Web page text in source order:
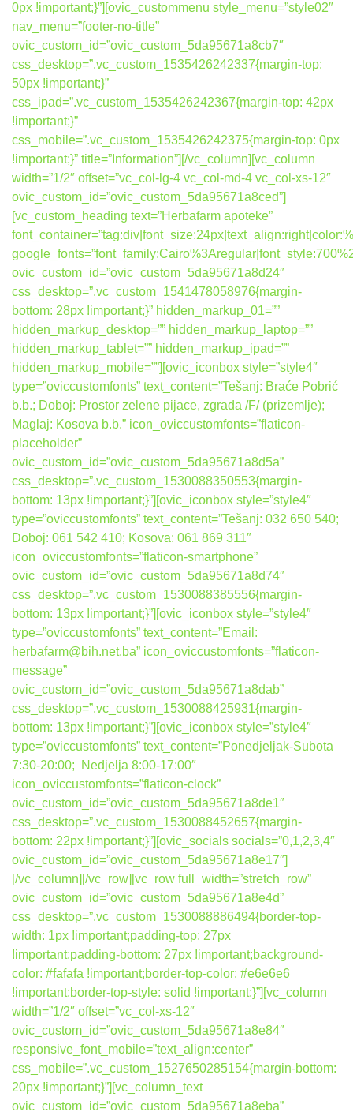
0px !important;}”][ovic_custommenu style_menu=”style02″
nav_menu=”footer-no-title”
ovic_custom_id=”ovic_custom_5da95671a8cb7″
css_desktop=”.vc_custom_1535426242337{margin-top:
50px !important;}”
css_ipad=”.vc_custom_1535426242367{margin-top: 42px
!important;}”
css_mobile=”.vc_custom_1535426242375{margin-top: 0px
!important;}” title=”Information”][/vc_column][vc_column
width=”1/2″ offset=”vc_col-lg-4 vc_col-md-4 vc_col-xs-12″
ovic_custom_id=”ovic_custom_5da95671a8ced”]
[vc_custom_heading text=”Herbafarm apoteke”
ovic_custom_id=”ovic_custom_5da95671a8d24″
css_desktop=”.vc_custom_1541478058976{margin-
bottom: 28px !important;}” hidden_markup_01=””
hidden_markup_desktop=”” hidden_markup_laptop=””
hidden_markup_tablet=”” hidden_markup_ipad=””
hidden_markup_mobile=””][ovic_iconbox style=”style4″
type=”oviccustomfonts” text_content=”Tešanj: Braće Pobrić
b.b.; Doboj: Prostor zelene pijace, zgrada /F/ (prizemlje);
Maglaj: Kosova b.b.” icon_oviccustomfonts=”flaticon-
placeholder”
ovic_custom_id=”ovic_custom_5da95671a8d5a”
css_desktop=”.vc_custom_1530088350553{margin-
bottom: 13px !important;}”][ovic_iconbox style=”style4″
type=”oviccustomfonts” text_content=”Tešanj: 032 650 540;
Doboj: 061 542 410; Kosova: 061 869 311″
icon_oviccustomfonts=”flaticon-smartphone”
ovic_custom_id=”ovic_custom_5da95671a8d74″
css_desktop=”.vc_custom_1530088385556{margin-
bottom: 13px !important;}”][ovic_iconbox style=”style4″
type=”oviccustomfonts” text_content=”Email:
herbafarm@bih.net.ba” icon_oviccustomfonts=”flaticon-
message”
ovic_custom_id=”ovic_custom_5da95671a8dab”
css_desktop=”.vc_custom_1530088425931{margin-
bottom: 13px !important;}”][ovic_iconbox style=”style4″
type=”oviccustomfonts” text_content=”Ponedjeljak-Subota
7:30-20:00; Nedjelja 8:00-17:00″
icon_oviccustomfonts=”flaticon-clock”
ovic_custom_id=”ovic_custom_5da95671a8de1″
css_desktop=”.vc_custom_1530088452657{margin-
bottom: 22px !important;}”][ovic_socials socials=”0,1,2,3,4″
ovic_custom_id=”ovic_custom_5da95671a8e17″]
[/vc_column][/vc_row][vc_row full_width=”stretch_row”
ovic_custom_id=”ovic_custom_5da95671a8e4d”
css_desktop=”.vc_custom_1530088886494{border-top-
width: 1px !important;padding-top: 27px
!important;padding-bottom: 27px !important;background-
color: #fafafa !important;border-top-color: #e6e6e6
!important;border-top-style: solid !important;}”][vc_column
width=”1/2″ offset=”vc_col-xs-12″
ovic_custom_id=”ovic_custom_5da95671a8e84″
responsive_font_mobile=”text_align:center”
css_mobile=”.vc_custom_1527650285154{margin-bottom:
20px !important;}”][vc_column_text
ovic_custom_id=”ovic_custom_5da95671a8eba”